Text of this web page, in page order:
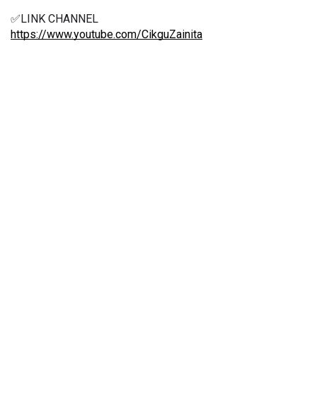
✅LINK CHANNEL
https://www.youtube.com/CikguZainita